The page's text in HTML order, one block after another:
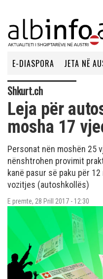
E-DIASPORA JETA NË
Shkurt.ch
Leja për
mosha 17
Personat nën moshën 25
nënshtrohen provimit
kanë pasur së paku për
vozitjes (autoshkollës)
E premte, 28 Prill 2017 - 12:30